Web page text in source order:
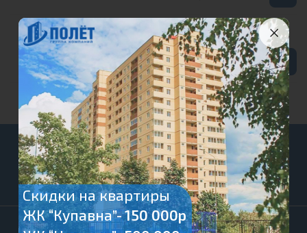
Разрешение на ввод в эксплуатацию сети
водопровод
raz12982.pdf, 5469 кб
О компании
Проекты Офис продаж
Скидки на квартиры
ЖК “Купавна”-150 000р